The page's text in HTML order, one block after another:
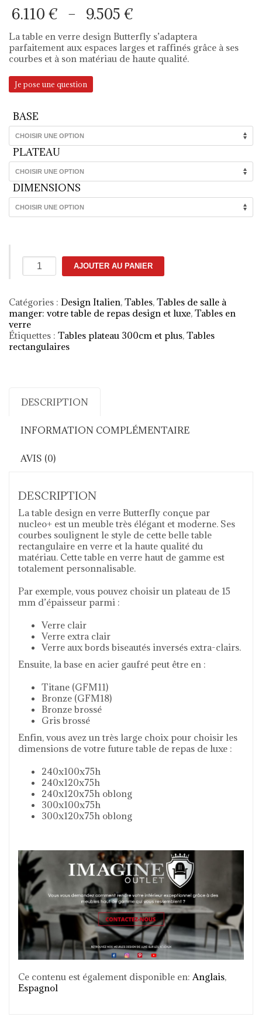
6.110 € – 9.505 €
prix :
6.110 €
à
9.505 €
La table en verre design Butterfly s’adaptera
parfaitement aux espaces larges et raffinés grâce à ses
courbes et à son matériau de haute qualité.
Je pose une question
BASE
PLATEAU
DIMENSIONS
quantité
de
AJOUTER AU PANIER
Catégories : Design Italien, Tables, Tables de salle à
manger: votre table de repas design et luxe, Tables en
verre
Étiquettes : Tables plateau 300cm et plus, Tables
rectangulaires
DESCRIPTION
INFORMATION COMPLÉMENTAIRE
AVIS (0)
DESCRIPTION
La table design en verre Butterfly conçue par
nucleo+ est un meuble très élégant et moderne. Ses
courbes soulignent le style de cette belle table
rectangulaire en verre et la haute qualité du
matériau. Cette table en verre haut de gamme est
totalement personnalisable.
Par exemple, vous pouvez choisir un plateau de 15
mm d’épaisseur parmi :
Verre clair
Verre extra clair
Verre aux bords biseautés inversés extra-clairs.
Ensuite, la base en acier gaufré peut être en :
Titane (GFM11)
Bronze (GFM18)
Bronze brossé
Gris brossé
Enfin, vous avez un très large choix pour choisir les
dimensions de votre future table de repas de luxe :
240x100x75h
240x120x75h
240x120x75h oblong
300x100x75h
300x120x75h oblong
Ce contenu est également disponible en: Anglais
Espagnol